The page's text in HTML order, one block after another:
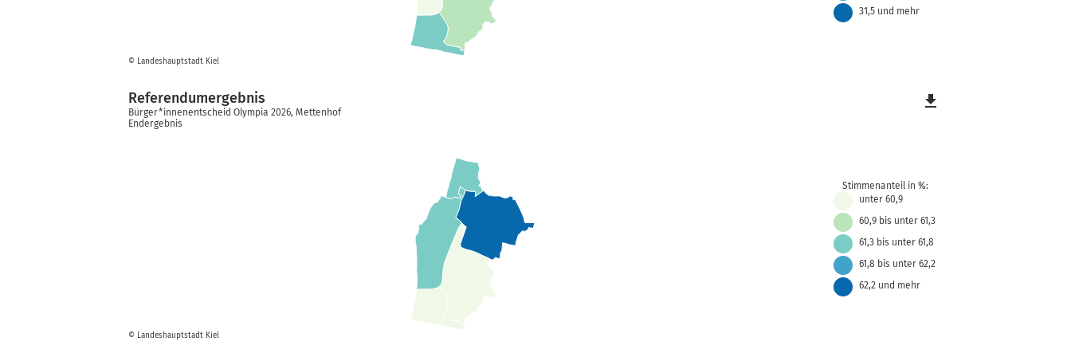
© Landeshauptstadt Kiel
31,5 und mehr
© Landeshauptstadt Kiel
Referendumergebnis
Bürger*innenentscheid Olympia 2026, Mettenhof
Endergebnis
Stimmenanteil in %:
unter 60,9
60,9 bis unter 61,3
61,3 bis unter 61,8
61,8 bis unter 62,2
62,2 und mehr
file_download